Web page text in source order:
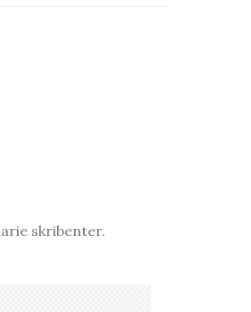
skribenter.